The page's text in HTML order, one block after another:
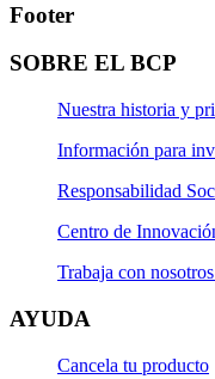
Footer
SOBRE EL BCP
Nuestra historia y
Información para
Responsabilidad
Centro de
Trabaja con nosotros
AYUDA
Cancela tu producto